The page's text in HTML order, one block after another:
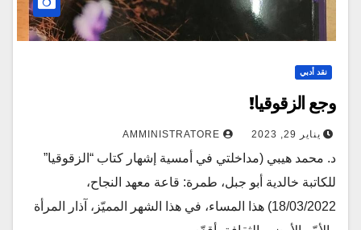
نقد أدبي
وجع الزقوقيا!
يناير 29, 2023
د. محمد هيبي (مداخلتي في أمسية إشهار كتاب “الزقوقيا”
للكاتبة خالدية أبو جبل، طمرة: قاعة معهد النجاح،
18/03/2022) هذا المساء، في هذا الشهر المميّز، آذار المرأة